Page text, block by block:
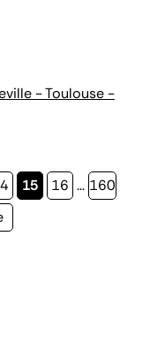
- Toulouse -
Page
15 Page
16 … Page
160